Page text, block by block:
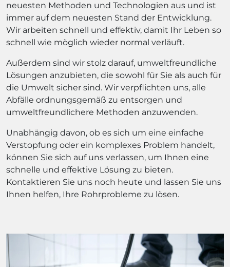
neuesten Methoden und Technologien aus und ist
immer auf dem neuesten Stand der Entwicklung.
Wir arbeiten schnell und effektiv, damit Ihr Leben so
schnell wie möglich wieder normal verläuft.
Außerdem sind wir stolz darauf, umweltfreundliche
Lösungen anzubieten, die sowohl für Sie als auch für
die Umwelt sicher sind. Wir verpflichten uns, alle
Abfälle ordnungsgemäß zu entsorgen und
umweltfreundlichere Methoden anzuwenden.
Unabhängig davon, ob es sich um eine einfache
Verstopfung oder ein komplexes Problem handelt,
können Sie sich auf uns verlassen, um Ihnen eine
schnelle und effektive Lösung zu bieten.
Kontaktieren Sie uns noch heute und lassen Sie uns
Ihnen helfen, Ihre Rohrprobleme zu lösen.